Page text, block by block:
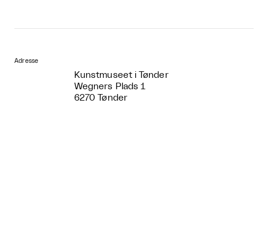
Adresse
Kunstmuseet i Tønder
Wegners Plads 1
6270 Tønder